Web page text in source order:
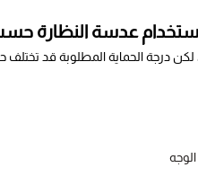
عدسة النظارة حسب
لكن درجة الحماية المطلوبة قد